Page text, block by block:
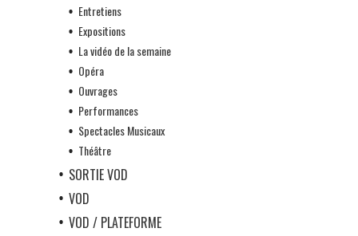
Entretiens
Expositions
La vidéo de la semaine
Opéra
Ouvrages
Performances
Spectacles Musicaux
Théâtre
SORTIE VOD
VOD
VOD / PLATEFORME